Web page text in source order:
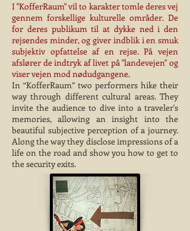
I ''KofferRaum'' vil to karakter tomle deres vej
gennem forskellige kulturelle områder. De
for deres publikum til at dykke ned i den
rejsendes minder, og giver indblik i en smuk
subjektiv opfattelse af en rejse. På vejen
afslører de indtryk af livet på ''landevejen'' og
viser vejen mod nødudgangene.
In “KofferRaum” two performers hike their
way through different cultural areas. They
invite the audience to dive into a traveler's
memories, allowing an insight into the
beautiful subjective perception of a journey.
Along the way they disclose impressions of a
life on the road and show you how to get to
the security exits.